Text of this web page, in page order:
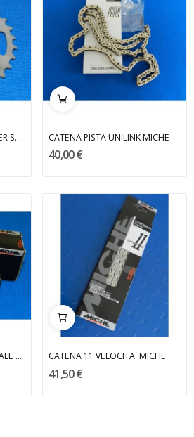
INGRANAGGIO DENTI 30 PER SHIMANO - MICHE CATENA PISTA UNILINK MICHE
40,00 €
SERIE MOVIMENTO CENTRALE PISTA MICHE CATENA 11 VELOCITA' MICHE
41,50 €